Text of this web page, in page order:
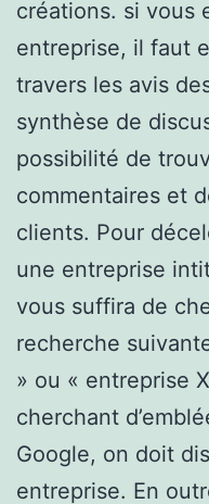
créations. si vous
entreprise, il faut
travers les avis
synthèse de
possibilité de
commentaires et
clients. Pour
une entreprise
vous suffira de
recherche
» ou « entreprise
cherchant
Google, on doit
entreprise. En